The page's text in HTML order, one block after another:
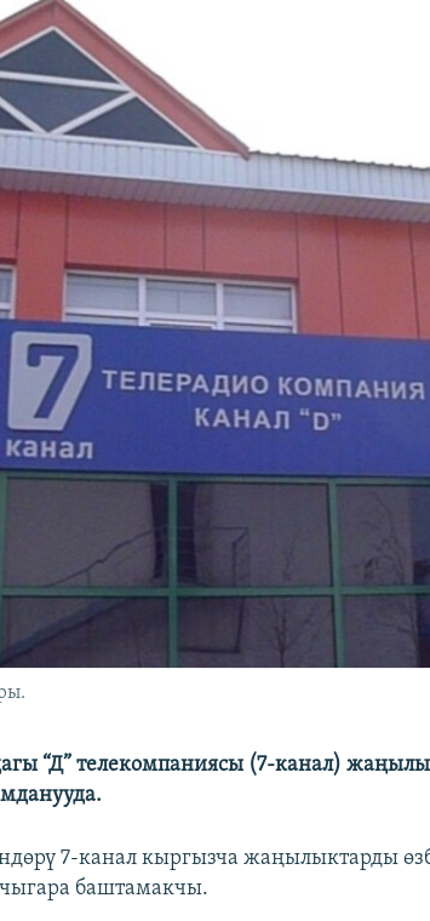
“Д” телекомпаниясы (7-канал)
7-канал кыргызча жаңылыктарды
баштамакчы.